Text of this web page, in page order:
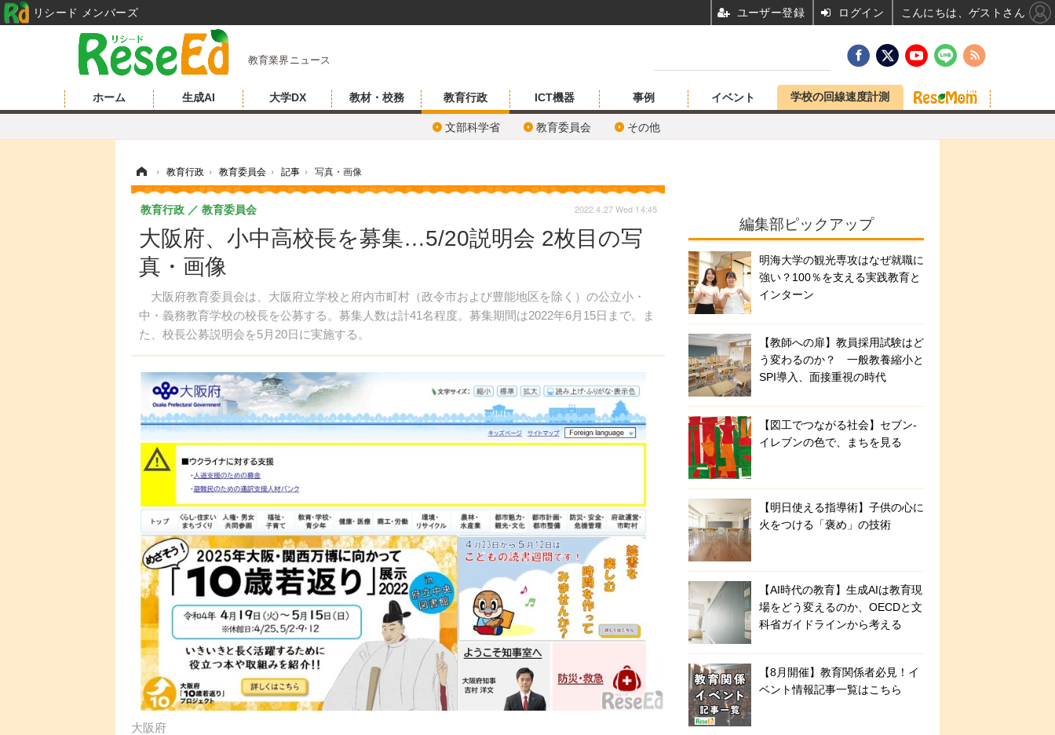
教育業界ニュース
ホーム 生成AI 大学DX 教材・校務 教育行政
文部科学省 教育委員会 その他
ICT機器 事例 イベント 学校の回線速度計測
› 教育行政 › 教育委員会 › 記事 › 写真・画像
大阪府、小中高校長を募集…5/20説明会 2枚目の写
真・画像
大阪府教育委員会は、大阪府立学校と府内市町村（政令市および豊能地区を除く）の公立小・
中・義務教育学校の校長を公募する。募集人数は計41名程度。募集期間は2022年6月15日まで。ま
た、校長公募説明会を5月20日に実施する。
教育行政 教育委員会 2022.4.27 Wed 14:45
大阪府
編集部ピックアップ
明海大学の観光専攻はなぜ就職に
強い？100％を支える実践教育と
インターン
【教師への扉】教員採用試験はど
う変わるのか？ 一般教養縮小と
SPI導入、面接重視の時代
【図工でつながる社会】セブン‐
イレブンの色で、まちを見る
【明日使える指導術】子供の心に
火をつける「褒め」の技術
【AI時代の教育】生成AIは教育現
場をどう変えるのか、OECDと文
科省ガイドラインから考える
【8月開催】教育関係者必見！イ
ベント情報記事一覧はこちら
リシード メンバーズ ユーザー登録 ログイン こんにちは、ゲストさん